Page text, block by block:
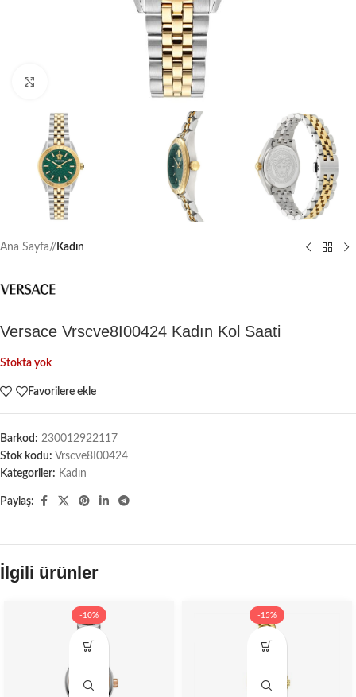
Ana Sayfa/ Kadın
Versace Vrscve8I00424 Kadın Kol Saati
Stokta yok
Favorilere ekle
Barkod: 230012922117
Stok kodu: Vrscve8I00424
Kategoriler: Kadın
Paylaş:
İlgili ürünler
-10% -15%